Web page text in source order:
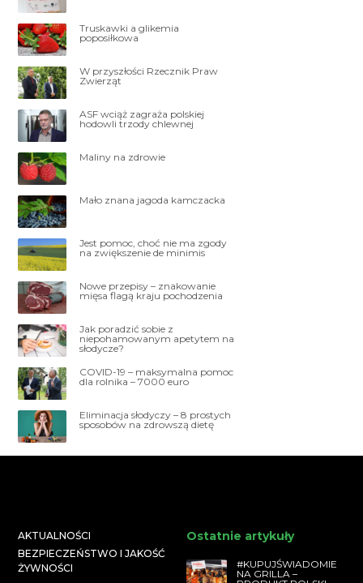
Truskawki a glikemia
poposiłkowa
W przyszłości Rzecznik Praw
Zwierząt
ASF wciąż zagraża polskiej
hodowli trzody chlewnej
Maliny na zdrowie
Mało znana jagoda kamczacka
Jest pomoc, choć nie ma zgody
na zwiększenie de minimis
Nowe przepisy – znakowanie
mięsa flagą kraju pochodzenia
Jak poradzić sobie z
niepohamowanym apetytem na
słodycze?
COVID-19 – maksymalna pomoc
dla rolnika – 7000 euro
Eliminacja słodyczy – 8 prostych
sposobów na zdrowszą dietę
AKTUALNOŚCI
BEZPIECZEŃSTWO I JAKOŚĆ
ŻYWNOŚCI
Ostatnie artykuły
#KUPUJŚWIADOMIE
NA GRILLA –